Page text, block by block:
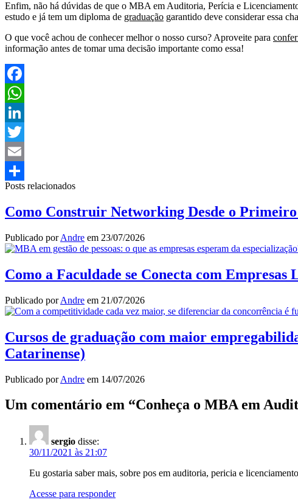
Enfim, não há dúvidas de que o MBA em Auditoria, Perícia e
estudo e já tem um diploma de graduação garantido deve considerar essa
O que você achou de conhecer melhor o nosso curso? Aproveite para
informação antes de tomar uma decisão importante como essa!
Facebook
WhatsApp
LinkedIn
Twitter
Email
Share
Posts relacionados
Como Construir Networking Desde o Primeiro
Publicado porAndre em 23/07/2026
Como a Faculdade se Conecta com
Publicado porAndre em 21/07/2026
Cursos de graduação com maior
Catarinense)
Publicado porAndre em 14/07/2026
Um comentário em “Conheça o MBA em
sergio disse:
30/11/2021 às 21:07
Eu gostaria saber mais, sobre pos em auditoria, pericia e
Acesse para responder